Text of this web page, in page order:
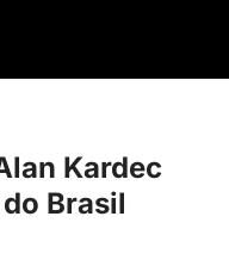
Kardec
Brasil